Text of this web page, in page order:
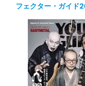
フェクター・ガイド